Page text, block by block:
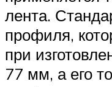
лента.
профиля,
при
77 мм, а его